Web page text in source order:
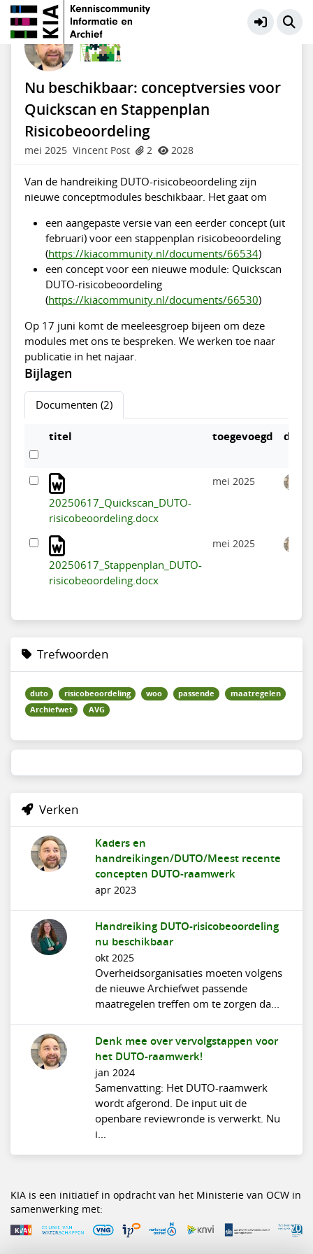
Handreiking DUTO-risicobeoordeling Meer
Nu beschikbaar: conceptversies voor
Quickscan en Stappenplan
Risicobeoordeling
mei 2025 Vincent Post 2 2028
Van de handreiking DUTO-risicobeoordeling zijn
nieuwe conceptmodules beschikbaar. Het gaat om
een aangepaste versie van een eerder concept (uit
februari) voor een stappenplan risicobeoordeling
(https://kiacommunity.nl/documents/66534)
een concept voor een nieuwe module: Quickscan
DUTO-risicobeoordeling
(https://kiacommunity.nl/documents/66530)
Op 17 juni komt de meeleesgroep bijeen om deze
modules met ons te bespreken. We werken toe naar
publicatie in het najaar.
Bijlagen
Documenten (2)
titel toegevoegd door
20250617_Quickscan_DUTO-
risicobeoordeling.docx
mei 2025
20250617_Stappenplan_DUTO-
risicobeoordeling.docx
mei 2025
Trefwoorden
duto risicobeoordeling woo passende
maatregelen
Archiefwet
AVG
Verken
Kaders en
handreikingen/DUTO/Meest recente
concepten DUTO-raamwerk
apr 2023
Handreiking DUTO-risicobeoordeling
nu beschikbaar
okt 2025
Overheidsorganisaties moeten volgens
de nieuwe Archiefwet passende
maatregelen treffen om te zorgen da...
Denk mee over vervolgstappen voor
het DUTO-raamwerk!
jan 2024
Samenvatting: Het DUTO-raamwerk
wordt afgerond. De input uit de
openbare reviewronde is verwerkt. Nu
i...
KIA is een initiatief in opdracht van het Ministerie van OCW in
samenwerking met: